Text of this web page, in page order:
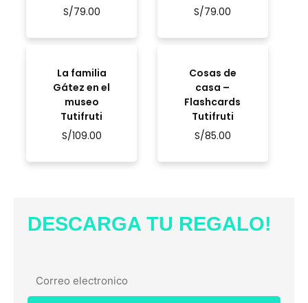
S/79.00
S/79.00
La familia
Gátez en el
museo
Tutifruti
S/109.00
Cosas de
casa –
Flashcards
Tutifruti
S/85.00
DESCARGA TU REGALO!